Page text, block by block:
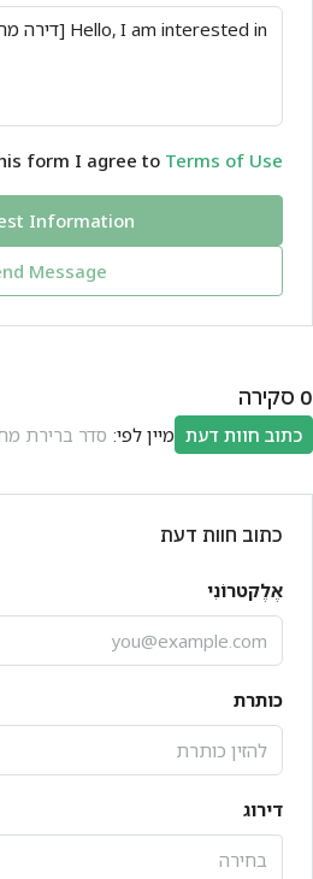
form I agree to Terms of Use
Information
Message
0 סקירה
מיין לפי: סדר ברירת כתוב חוות דעת
כתוב חוות דעת
אֶלֶקטרוֹנִי
כותרת
דירוג
בחירה